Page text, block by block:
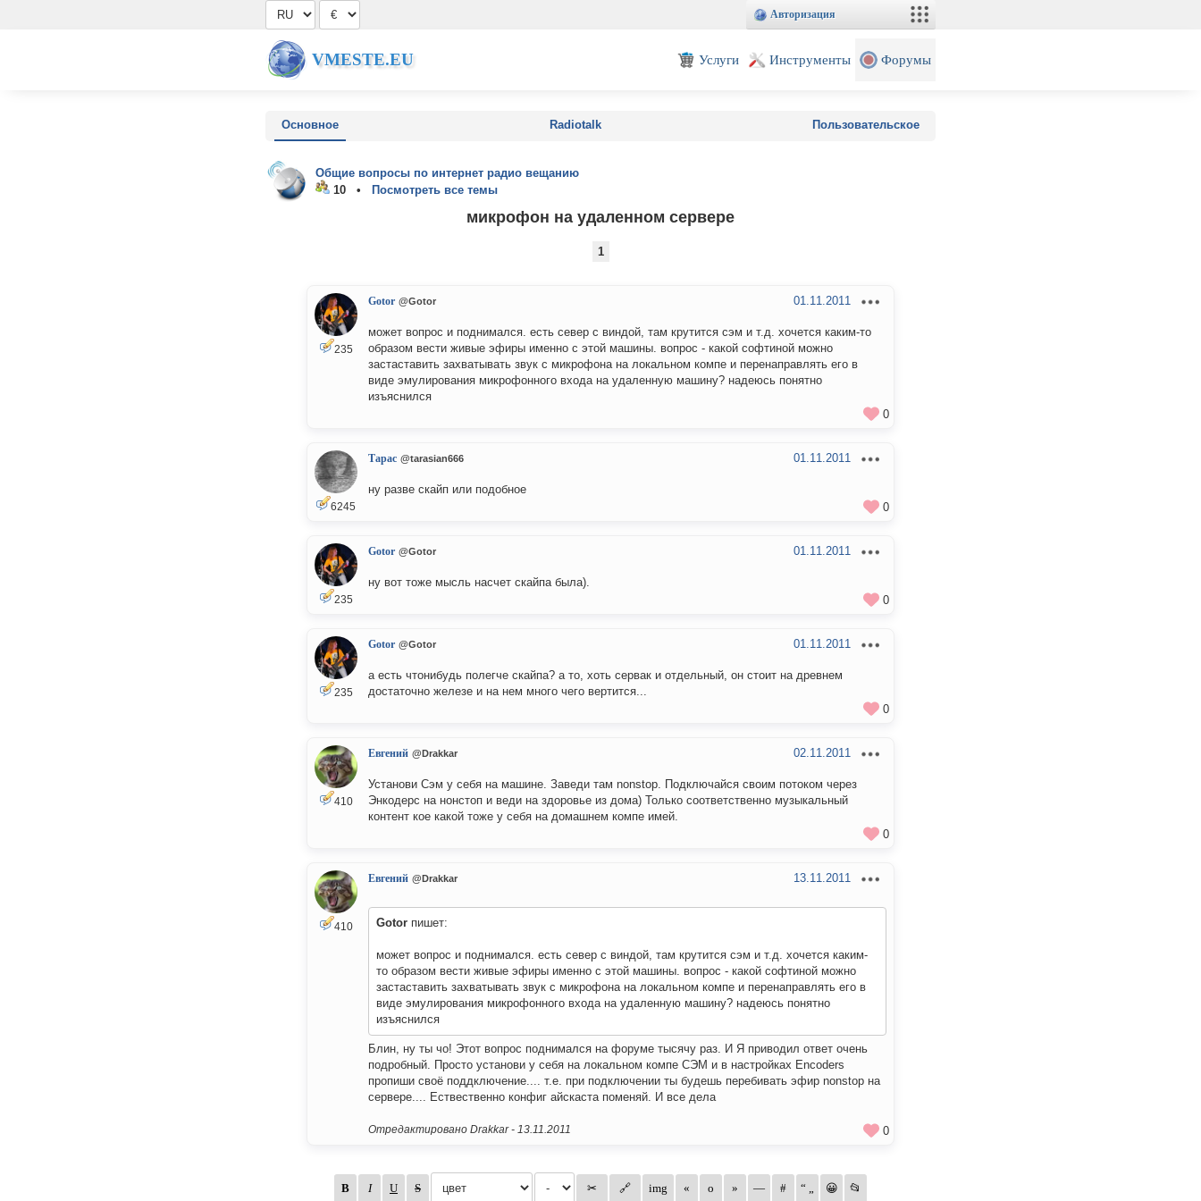
Авторизация
VMESTE.EU Услуги Инструменты Форумы
Основное Radiotalk Пользовательское
Общие вопросы по интернет радио вещанию
10 •
Посмотреть все темы
микрофон на удаленном сервере
1
235
Gotor @Gotor 01.11.2011
может вопрос и поднимался. есть север с виндой, там крутится сэм и т.д. хочется каким-то
образом вести живые эфиры именно с этой машины. вопрос - какой софтиной можно
застаставить захватывать звук с микрофона на локальном компе и перенаправлять его в
виде эмулирования микрофонного входа на удаленную машину? надеюсь понятно
изъяснился
0
6245
Тарас @tarasian666 01.11.2011
ну разве скайп или подобное
0
235
Gotor @Gotor 01.11.2011
ну вот тоже мысль насчет скайпа была).
0
235
Gotor @Gotor 01.11.2011
а есть чтонибудь полегче скайпа? а то, хоть сервак и отдельный, он стоит на древнем
достаточно железе и на нем много чего вертится...
0
410
Евгений @Drakkar 02.11.2011
Установи Сэм у себя на машине. Заведи там nonstop. Подключайся своим потоком через
Энкодерс на нонстоп и веди на здоровье из дома) Только соответственно музыкальный
контент кое какой тоже у себя на домашнем компе имей.
0
410
Евгений @Drakkar 13.11.2011
Gotor пишет:
может вопрос и поднимался. есть север с виндой, там крутится сэм и т.д. хочется каким-
то образом вести живые эфиры именно с этой машины. вопрос - какой софтиной можно
застаставить захватывать звук с микрофона на локальном компе и перенаправлять его в
виде эмулирования микрофонного входа на удаленную машину? надеюсь понятно
изъяснился
Блин, ну ты чо! Этот вопрос поднимался на форуме тысячу раз. И Я приводил ответ очень
подробный. Просто установи у себя на локальном компе СЭМ и в настройках Encoders
пропиши своё поддключение.... т.е. при подключении ты будешь перебивать эфир nonstop на
сервере.... Ествественно конфиг айскаста поменяй. И все дела
Отредактировано Drakkar - 13.11.2011 0